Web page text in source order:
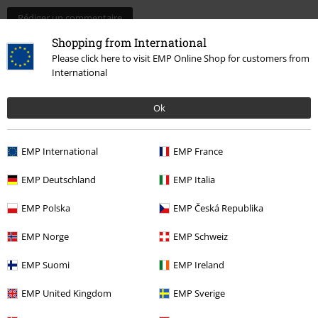
Shopping from International
Please click here to visit EMP Online Shop for customers from
International
Ok
EMP International EMP France
EMP Deutschland EMP Italia
EMP Polska EMP Česká Republika
EMP Norge EMP Schweiz
EMP Suomi EMP Ireland
EMP United Kingdom EMP Sverige
Rédiger un commentaire
15%
E-Mail Newsletter
Profitez d'une remise de 15 % en vous